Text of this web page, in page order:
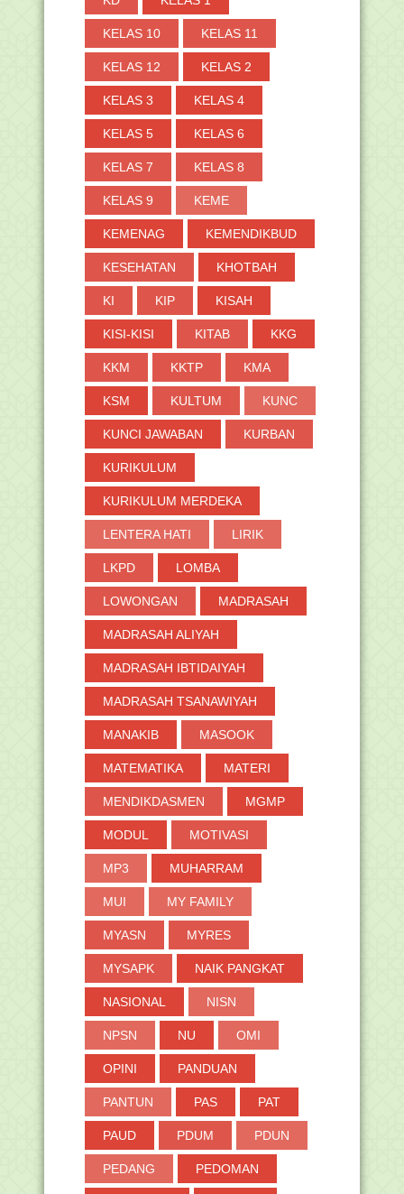
KELAS 10 KELAS 11
KELAS 12 KELAS 2
KELAS 3 KELAS 4
KELAS 5 KELAS 6
KELAS 7 KELAS 8
KELAS 9 KEME
KEMENAG KEMENDIKBUD
KESEHATAN KHOTBAH
KI KIP KISAH
KISI-KISI KITAB KKG
KKM KKTP KMA
KSM KULTUM KUNC
KUNCI JAWABAN KURBAN
KURIKULUM
KURIKULUM MERDEKA
LENTERA HATI LIRIK
LKPD LOMBA
LOWONGAN MADRASAH
MADRASAH ALIYAH
MADRASAH IBTIDAIYAH
MADRASAH TSANAWIYAH
MANAKIB MASOOK
MATEMATIKA MATERI
MENDIKDASMEN MGMP
MODUL MOTIVASI
MP3 MUHARRAM
MUI MY FAMILY
MYASN MYRES
MYSAPK NAIK PANGKAT
NASIONAL NISN
NPSN NU OMI
OPINI PANDUAN
PANTUN PAS PAT
PAUD PDUM PDUN
PEDANG PEDOMAN